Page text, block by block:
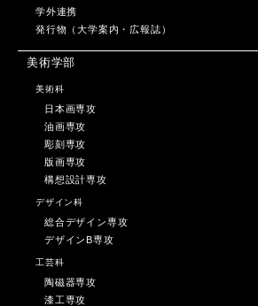
学外連携
発行物（大学案内・広報誌）
美術学部
美術科
日本画専攻
油画専攻
彫刻専攻
版画専攻
構想設計専攻
デザイン科
総合デザイン専攻
デザインB専攻
工芸科
陶磁器専攻
漆工専攻